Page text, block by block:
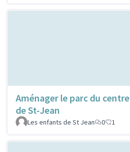
Aménager le parc du centre
de St-Jean
Les enfants de St Jean
0 1